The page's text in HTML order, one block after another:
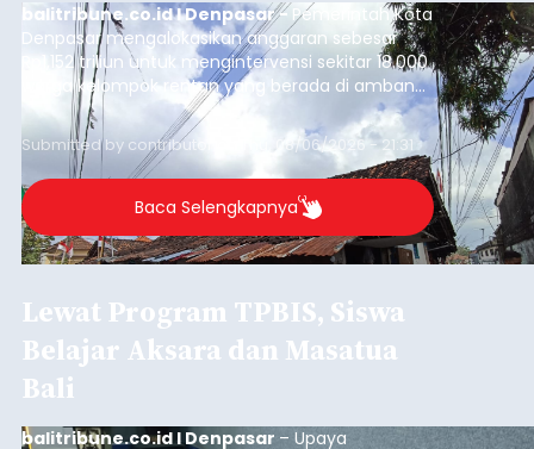
balitribune.co.id I Denpasar - Pemerintah Kota
Denpasar mengalokasikan anggaran sebesar
Rp1,152 triliun untuk mengintervensi sekitar 18.000
warga kelompok rentan yang berada di ambang
garis kemiskinan. Langkah strategis ini diambil
guna menjaga masyarakat yang berada pada
kelompok desil 5 dan 6 tersebut agar tidak
merosot ke kategori miskin.
Submitted by contributor Thu, 08/06/2026 - 21:31
Baca Selengkapnya
Lewat Program TPBIS, Siswa
Belajar Aksara dan Masatua
Bali
balitribune.co.id I Denpasar – Upaya